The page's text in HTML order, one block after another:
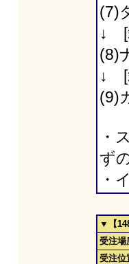
(7)
↓ [
(8)
↓ [
(9)
・
ず
・
▼【
受注場
受注位